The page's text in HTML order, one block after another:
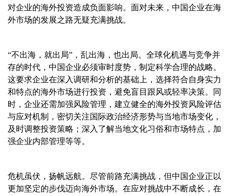
对企业的海外投资造成负面影响。面对未来，中国企业在海
外市场的发展之路无疑充满挑战。
“不出海，就出局”，乱出海，也出局。全球化机遇与竞争并
存的时代，中国企业必须审时度势，制定科学合理的战略。
这要求企业在深入调研和分析的基础上，选择符合自身实力
和特点的海外市场进行投资，避免盲目跟风或轻率决策。同
时，企业还需加强风险管理，建立健全的海外投资风险评估
与应对机制，密切关注国际政治经济形势与当地市场变化，
及时调整投资策略；深入了解当地文化习俗和市场特点，加
强企业内部管理等等。
危机虽伏，扬帆远航。尽管前路充满挑战，但中国企业正以
更加坚定的步伐迈向海外市场。在应对挑战中不断成长，在